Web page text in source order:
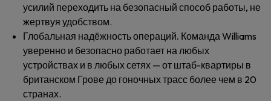
усилий переходить на безопасный способ работы, не
жертвуя удобством.
Глобальная надёжность операций. Команда Williams
уверенно и безопасно работает на любых
устройствах и в любых сетях — от штаб-квартиры в
британском Грове до гоночных трасс более чем в 20
странах.